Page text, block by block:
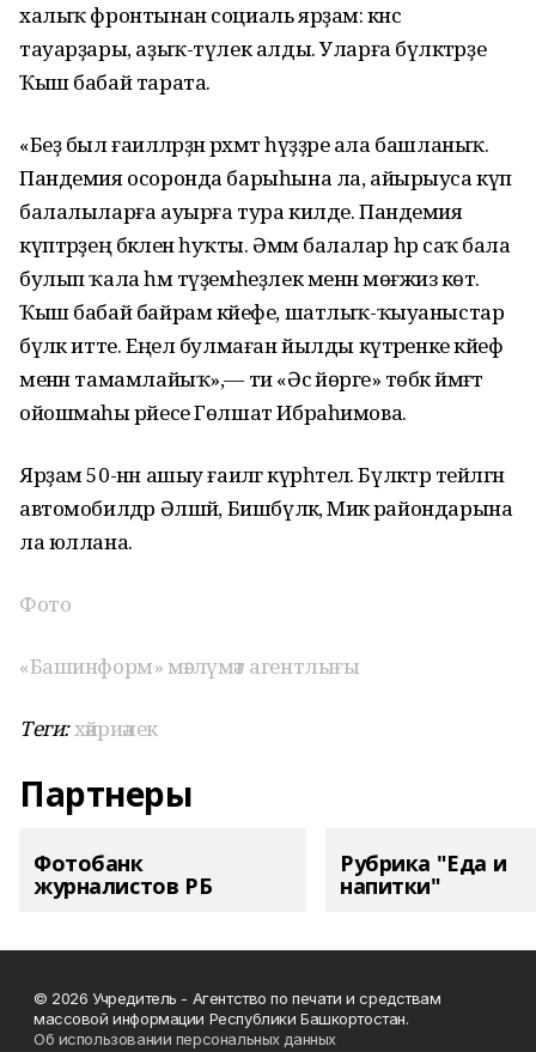
халыҡ фронтынан социаль ярҙам: кәнсә
тауарҙары, аҙыҡ-түлек алды. Уларға бүләктәрҙе
Ҡыш бабай тарата.
«Беҙ был ғаиләләрҙән рәхмәт һүҙҙәре ала башланыҡ.
Пандемия осоронда барыһына ла, айырыуса күп
балалыларға ауырға тура килде. Пандемия
күптәрҙең бәкәленә һуҡты. Әммә балалар һәр саҡ бала
булып ҡала һәм түҙемһеҙлек менән мөғжизә көтә.
Ҡыш бабай байрам кәйефе, шатлыҡ-ҡыуаныстар
бүләк итте. Еңел булмаған йылды күтәренке кәйеф
менән тамамлайыҡ»,— ти «Әсә йөрәге» төбәк йәмәғәт
ойошмаһы рәйесе Гөлшат Ибраһимова.
Ярҙам 50-нән ашыу ғаиләгә күрһәтелә. Бүләктәр тейәлгән
автомобилдәр Әлшәй, Бишбүләк, Миәкә райондарына
ла юллана.
Фото
«Башинформ» мәғлүмәт агентлығы
Теги:хәйриәлек
Партнеры
Фотобанк
журналистов РБ
Рубрика "Еда и
напитки"
© 2026 Учредитель - Агентство по печати и средствам
массовой информации Республики Башкортостан.
Об использовании персональных данных